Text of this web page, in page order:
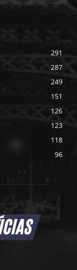
291
287
249
151
126
123
118
96